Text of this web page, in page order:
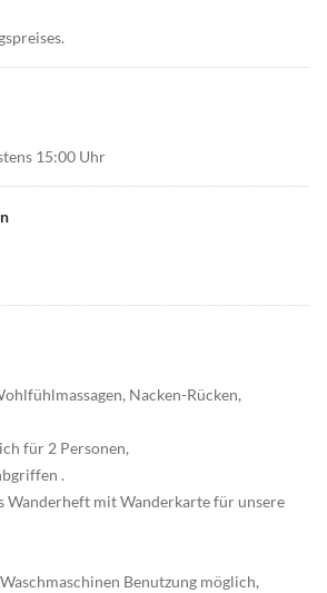
15:00 Uhr
Nacken-Rücken,
für 2 Personen,
.
Wanderheft mit Wanderkarte für unsere
Benutzung möglich,